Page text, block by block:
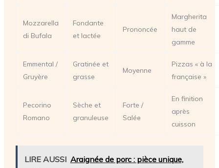
Mozzarella
di Bufala
Fondante
et lactée
Prononcée
Margherita
haut de
gamme
Emmental /
Gruyère
Gratinée et
grasse
Moyenne
Pizzas « à la
française »
Pecorino
Romano
Sèche et
granuleuse
Forte /
Salée
En finition
après
cuisson
LIRE AUSSI Araignée de porc : pièce unique,